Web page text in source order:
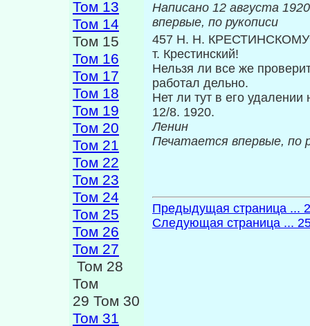
Том 13
Том 14
Том 15
Том 16
Том 17
Том 18
Том 19
Том 20
Том 21
Том 22
Том 23
Том 24
Том 25
Том 26
Том 27
Том 28
Том
29 Том 30
Том 31
Написано 12
впервые, по рукописи
457 Н. Н. КРЕСТИНСКОМУ
т. Крестинский!
Нельзя ли все же
работал дельно.
Нет ли тут в его удалении
12/8. 1920.
Ленин
Печатается впервые, по
Предыдущая страница ...
Следующая страница ...